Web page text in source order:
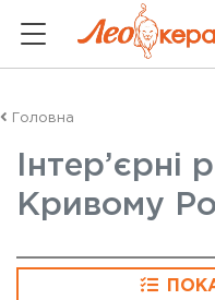
Головна
Інтер’єрні
Кривому